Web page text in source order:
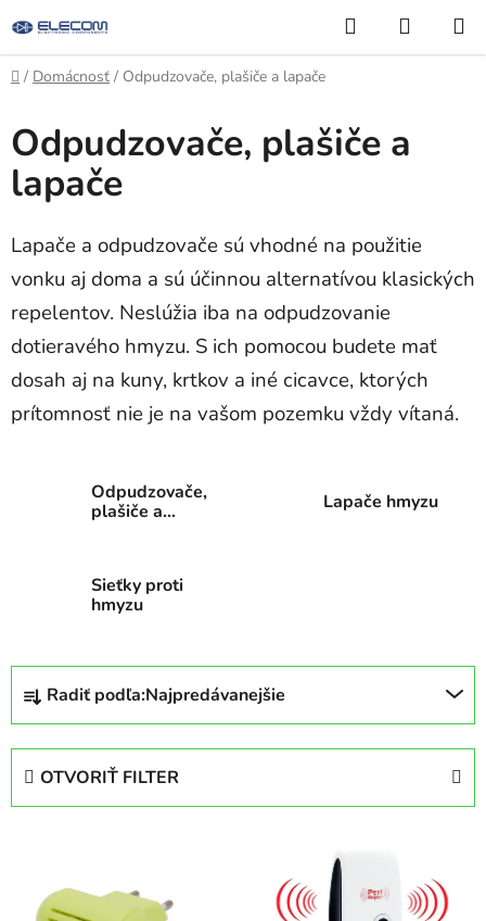
na
obsah
Hľadať
KOŠÍK
Domov
/ Domácnosť / Odpudzovače, plašiče a lapače
Odpudzovače, plašiče a
lapače
Lapače a odpudzovače sú vhodné na použitie
vonku aj doma a sú účinnou alternatívou klasických
repelentov. Neslúžia iba na odpudzovanie
dotieravého hmyzu. S ich pomocou budete mať
dosah aj na kuny, krtkov a iné cicavce, ktorých
prítomnosť nie je na vašom pozemku vždy vítaná.
Odpudzovače,
plašiče a
Lapače hmyzu
Sieťky proti
hmyzu
R
d
Radiť podľa:Najpredávanejšie
OTVORIŤ FILTER